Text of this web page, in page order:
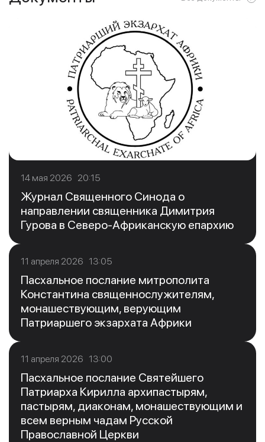
14 мая 2026 20:15
Журнал Священного Синода о
направлении священника Димитрия
Гурова в Северо-Африканскую епархию
11 апреля 2026 13:05
Пасхальное послание митрополита
Константина священнослужителям,
монашествующим, верующим
Патриаршего экзархата Африки
11 апреля 2026 13:00
Пасхальное послание Святейшего
Патриарха Кирилла архипастырям,
пастырям, диаконам, монашествующим и
всем верным чадам Русской
Православной Церкви